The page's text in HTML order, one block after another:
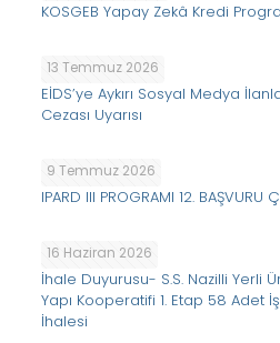
KOSGEB Yapay Zekâ Kredi
13 Temmuz 2026
EİDS’ye Aykırı Sosyal Medya
Cezası Uyarısı
9 Temmuz 2026
IPARD III PROGRAMI 12. BAŞVURU
16 Haziran 2026
İhale Duyurusu- S.S. Nazilli Yerli
Yapı Kooperatifi 1. Etap 58 Adet
İhalesi